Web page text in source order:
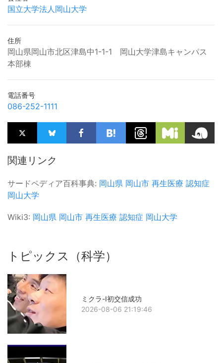
国立大学法人岡山大学
住所
岡山県岡山市北区津島中1-1-1 岡山大学津島キャンパス
本部棟
電話番号
086-252-1111
関連リンク
サードペディア百科事典: 岡山県 岡山市 再生医療 認知症
岡山大学
Wiki3: 岡山県 岡山市 再生医療 認知症 岡山大学
トピックス（科学）
ミクラ-Ⅰ初交信成功
2026-08-06 21:19:46